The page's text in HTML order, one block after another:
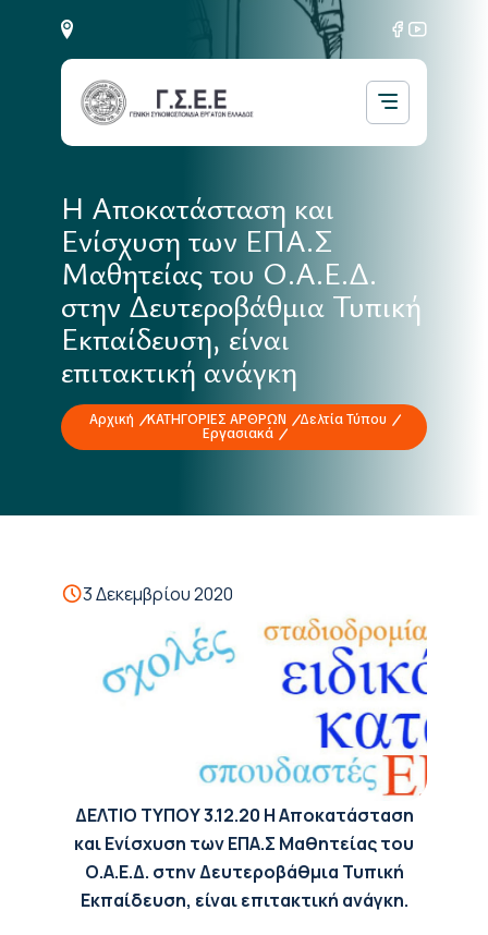
Η Αποκατάσταση και
Ενίσχυση των ΕΠΑ.Σ
Μαθητείας του Ο.Α.Ε.Δ.
στην Δευτεροβάθμια Τυπική
Εκπαίδευση, είναι
επιτακτική ανάγκη
Αρχική ΚΑΤΗΓΟΡΙΕΣ ΑΡΘΡΩΝ
Δελτία Τύπου
Εργασιακά
3 Δεκεμβρίου 2020
ΔΕΛΤΙΟ ΤΥΠΟΥ3.12.20 Η Αποκατάσταση
και Ενίσχυση των ΕΠΑ.Σ Μαθητείας του
Ο.Α.Ε.Δ. στην Δευτεροβάθμια Τυπική
Εκπαίδευση, είναι επιτακτική ανάγκη.